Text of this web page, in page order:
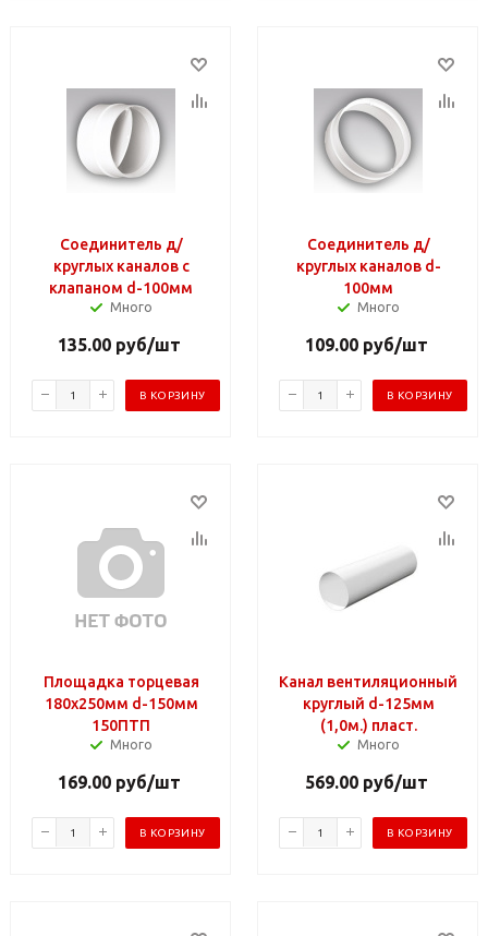
Соединитель д/
круглых каналов с
клапаном d-100мм
Много
135.00руб/шт
В КОРЗИНУ
Соединитель д/
круглых каналов d-
100мм
Много
109.00руб/шт
В КОРЗИНУ
Площадка торцевая
180х250мм d-150мм
150ПТП
Много
169.00руб/шт
В КОРЗИНУ
Канал вентиляционный
круглый d-125мм
(1,0м.) пласт.
Много
569.00руб/шт
В КОРЗИНУ